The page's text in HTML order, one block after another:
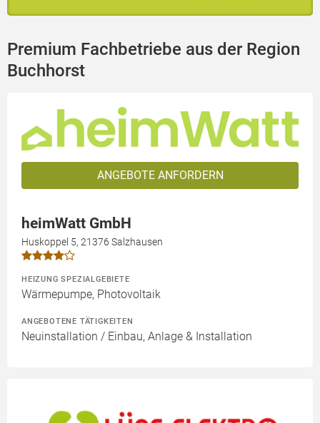
Premium Fachbetriebe aus der Region
Buchhorst
ANGEBOTE ANFORDERN
heimWatt GmbH
Huskoppel 5, 21376 Salzhausen
HEIZUNG SPEZIALGEBIETE
Wärmepumpe, Photovoltaik
ANGEBOTENE TÄTIGKEITEN
Neuinstallation / Einbau, Anlage & Installation